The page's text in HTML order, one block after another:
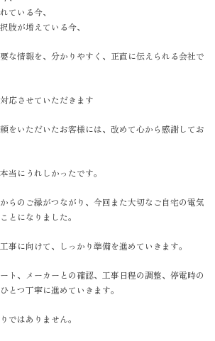
ている今、
肢が増えている今、
な情報を、分かりやすく、正直に伝えられる会社で
応させていただきます
をいただいたお客様には、改めて心から感謝してお
当にうれしかったです。
らのご縁がつながり、今回また大切なご自宅の電気
とになりました。
事に向けて、しっかり準備を進めていきます。
ト、メーカーとの確認、工事日程の調整、停電時の
とつ丁寧に進めていきます。
ではありません。